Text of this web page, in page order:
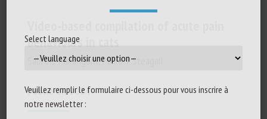
behaviours in cats
Sabrine Marangoni, Paulo V Steagall
Publié en 2024
Select language
Veuillez remplir le formulaire ci-dessous pour vous inscrire à
notre newsletter :